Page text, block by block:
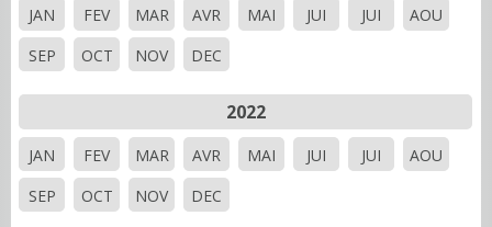
JAN FEV MAR AVR MAI JUI JUI
AOU
SEP
OCT NOV DEC
2022
JAN FEV MAR AVR MAI JUI JUI
AOU
SEP
OCT NOV DEC